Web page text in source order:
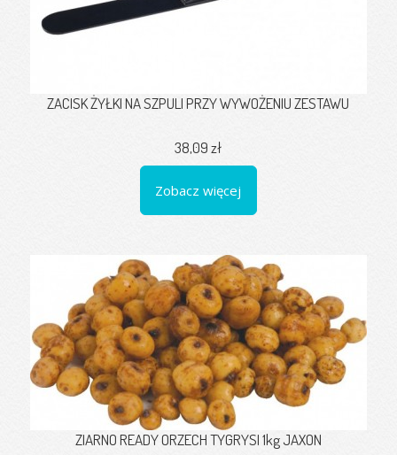
ZACISK ŻYŁKI NA SZPULI PRZY WYWOŻENIU ZESTAWU
38,09 zł
Zobacz więcej
ZIARNO READY ORZECH TYGRYSI 1kg JAXON